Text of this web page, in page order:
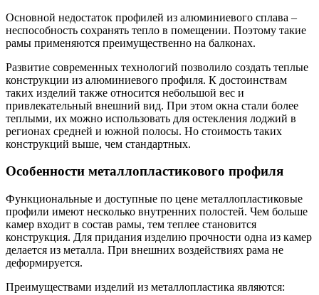
Основной недостаток профилей из алюминиевого сплава –
неспособность сохранять тепло в помещении. Поэтому такие
рамы применяются преимущественно на балконах.
Развитие современных технологий позволило создать теплые
конструкции из алюминиевого профиля. К достоинствам
таких изделий также относится небольшой вес и
привлекательный внешний вид. При этом окна стали более
теплыми, их можно использовать для остекления лоджий в
регионах средней и южной полосы. Но стоимость таких
конструкций выше, чем стандартных.
Особенности металлопластикового профиля
Функциональные и доступные по цене металлопластиковые
профили имеют несколько внутренних полостей. Чем больше
камер входит в состав рамы, тем теплее становится
конструкция. Для придания изделию прочности одна из камер
делается из металла. При внешних воздействиях рама не
деформируется.
Преимуществами изделий из металлопластика являются: